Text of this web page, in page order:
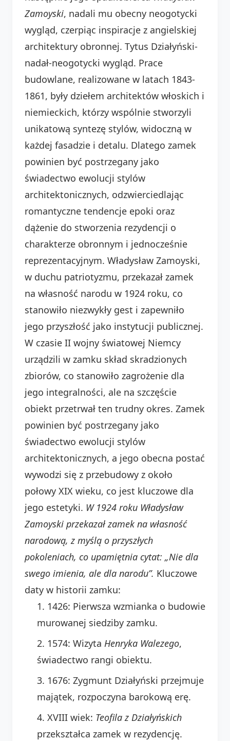
Zamoyski, nadali mu obecny neogotycki
wygląd, czerpiąc inspiracje z angielskiej
architektury obronnej. Tytus Działyński-
nadał-neogotycki wygląd. Prace
budowlane, realizowane w latach 1843-
1861, były dziełem architektów włoskich i
niemieckich, którzy wspólnie stworzyli
unikatową syntezę stylów, widoczną w
każdej fasadzie i detalu. Dlatego zamek
powinien być postrzegany jako
świadectwo ewolucji stylów
architektonicznych, odzwierciedlając
romantyczne tendencje epoki oraz
dążenie do stworzenia rezydencji o
charakterze obronnym i jednocześnie
reprezentacyjnym. Władysław Zamoyski,
w duchu patriotyzmu, przekazał zamek
na własność narodu w 1924 roku, co
stanowiło niezwykły gest i zapewniło
jego przyszłość jako instytucji publicznej.
W czasie II wojny światowej Niemcy
urządzili w zamku skład skradzionych
zbiorów, co stanowiło zagrożenie dla
jego integralności, ale na szczęście
obiekt przetrwał ten trudny okres. Zamek
powinien być postrzegany jako
świadectwo ewolucji stylów
architektonicznych, a jego obecna postać
wywodzi się z przebudowy z około
połowy XIX wieku, co jest kluczowe dla
jego estetyki. W 1924 roku Władysław
Zamoyski przekazał zamek na własność
narodową, z myślą o przyszłych
pokoleniach, co upamiętnia cytat: „Nie dla
swego imienia, ale dla narodu”. Kluczowe
daty w historii zamku:
1426: Pierwsza wzmianka o budowie
murowanej siedziby zamku.
1574: Wizyta Henryka Walezego,
świadectwo rangi obiektu.
1676: Zygmunt Działyński przejmuje
majątek, rozpoczyna barokową erę.
XVIII wiek: Teofila z Działyńskich
przekształca zamek w rezydencję.